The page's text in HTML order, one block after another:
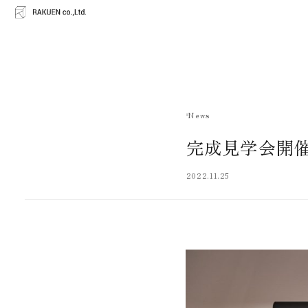
News
完成見学会開
2022.11.25